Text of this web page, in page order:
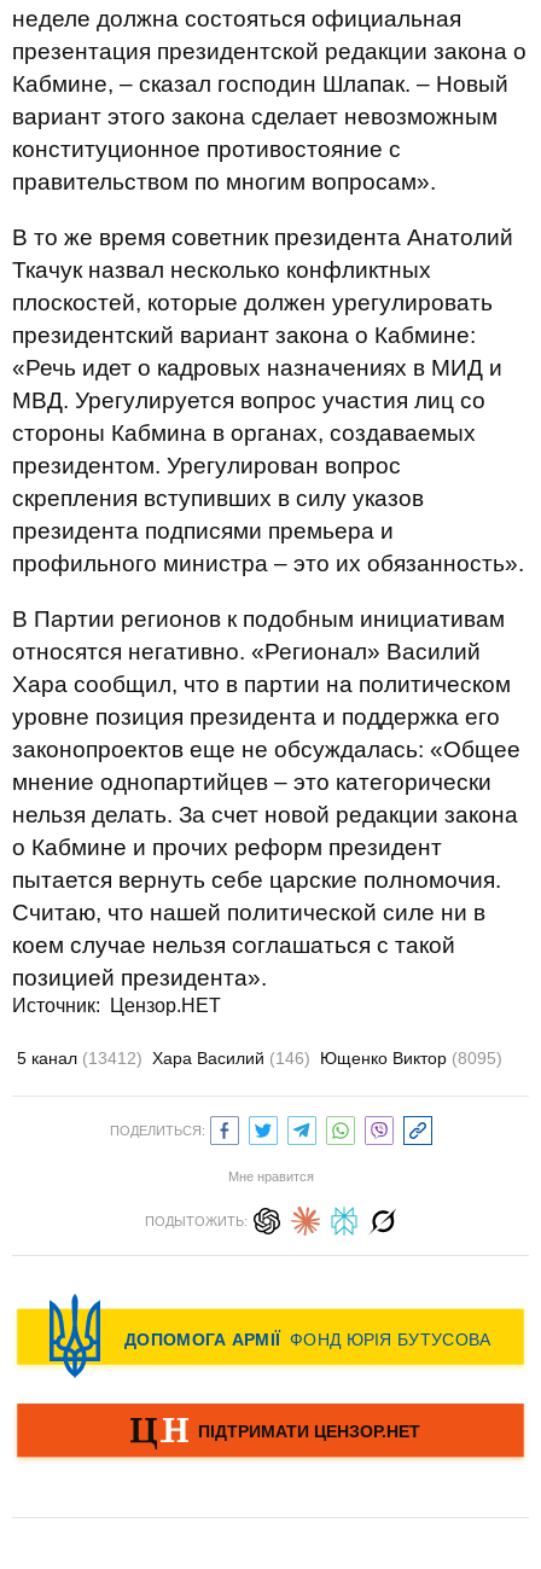
неделе должна состояться официальная
презентация президентской редакции закона о
Кабмине, – сказал господин Шлапак. – Новый
вариант этого закона сделает невозможным
конституционное противостояние с
правительством по многим вопросам».
В то же время советник президента Анатолий
Ткачук назвал несколько конфликтных
плоскостей, которые должен урегулировать
президентский вариант закона о Кабмине:
«Речь идет о кадровых назначениях в МИД и
МВД. Урегулируется вопрос участия лиц со
стороны Кабмина в органах, создаваемых
президентом. Урегулирован вопрос
скрепления вступивших в силу указов
президента подписями премьера и
профильного министра – это их обязанность».
В Партии регионов к подобным инициативам
относятся негативно. «Регионал» Василий
Хара сообщил, что в партии на политическом
уровне позиция президента и поддержка его
законопроектов еще не обсуждалась: «Общее
мнение однопартийцев – это категорически
нельзя делать. За счет новой редакции закона
о Кабмине и прочих реформ президент
пытается вернуть себе царские полномочия.
Считаю, что нашей политической силе ни в
коем случае нельзя соглашаться с такой
позицией президента».
Источник: Цензор.НЕТ
5 канал (13412) Хара Василий (146) Ющенко Виктор (8095)
ПОДЕЛИТЬСЯ:
Мне нравится
ПОДЫТОЖИТЬ: